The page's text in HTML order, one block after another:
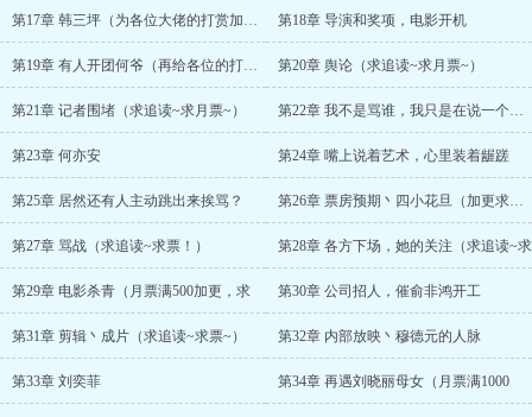
第17章 韩三坪（为各位大佬的打赏加更） 第18章 导演和奖项，电影开机
第19章 有人开团何爷（再给各位的打赏和 第20章 舆论（求追读~求月票~）
第21章 记者围堵（求追读~求月票~） 第22章 我不是骂谁，我只是在说一个事实
第23章 何亦安 第24章 嘴上说着艺术，心里装着龌蹉
第25章 居然还有人主动跳出来挨骂？ 第26章 票房预期丶四小花旦（加更求追读
第27章 骂战（求追读~求票！） 第28章 各方下场，她的关注（求追读~求
第29章 电影杀青（月票满500加更，求 第30章 公司招人，催俞非鸿开工
第31章 剪辑丶成片（求追读~求票~） 第32章 内部放映丶穆德元的人脉
第33章 刘奕菲 第34章 再遇刘晓丽母女（月票满1000